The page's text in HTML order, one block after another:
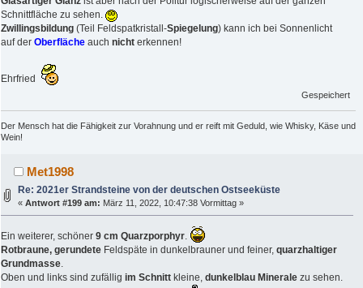
Schnittfläche zu sehen.
Zwillingsbildung (Teil Feldspatkristall-Spiegelung) kann ich bei Sonnenlicht
auf der Oberfläche auch nicht erkennen!
Ehrfried
Gespeichert
Der Mensch hat die Fähigkeit zur Vorahnung und er reift mit Geduld, wie Whisky, Käse und
Wein!
Met1998
Re: 2021er Strandsteine von der deutschen Ostseeküste
«Antwort #199 am: März 11, 2022, 10:47:38 Vormittag »
Ein weiterer, schöner 9 cm Quarzporphyr
Rotbraune, gerundete Feldspäte in dunkelbrauner und feiner, quarzhaltiger
Grundmasse
Oben und links sind zufällig im Schnitt kleine, dunkelblau Minerale zu sehen.